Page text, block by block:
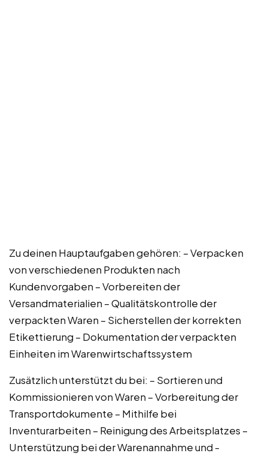
Zu deinen Hauptaufgaben gehören: – Verpacken
von verschiedenen Produkten nach
Kundenvorgaben – Vorbereiten der
Versandmaterialien – Qualitätskontrolle der
verpackten Waren – Sicherstellen der korrekten
Etikettierung – Dokumentation der verpackten
Einheiten im Warenwirtschaftssystem
Zusätzlich unterstützt du bei: – Sortieren und
Kommissionieren von Waren – Vorbereitung der
Transportdokumente – Mithilfe bei
Inventurarbeiten – Reinigung des Arbeitsplatzes –
Unterstützung bei der Warenannahme und -